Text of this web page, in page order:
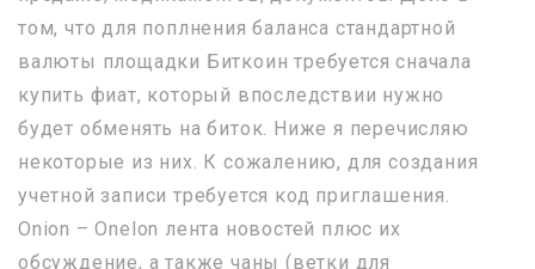
том, что для поплнения баланса стандартной
валюты площадки Биткоин требуется сначала
купить фиат, который впоследствии нужно
будет обменять на биток. Ниже я перечисляю
некоторые из них. К сожалению, для создания
учетной записи требуется код приглашения.
Onion – Onelon лента новостей плюс их
обсуждение, а также чаны (ветки для